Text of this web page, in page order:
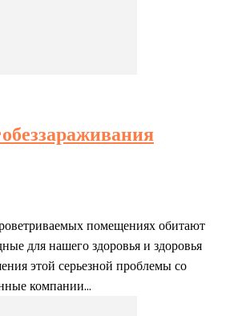
помещениях обитают
для нашего здоровья и здоровья
этой серьезной проблемы со
компании...